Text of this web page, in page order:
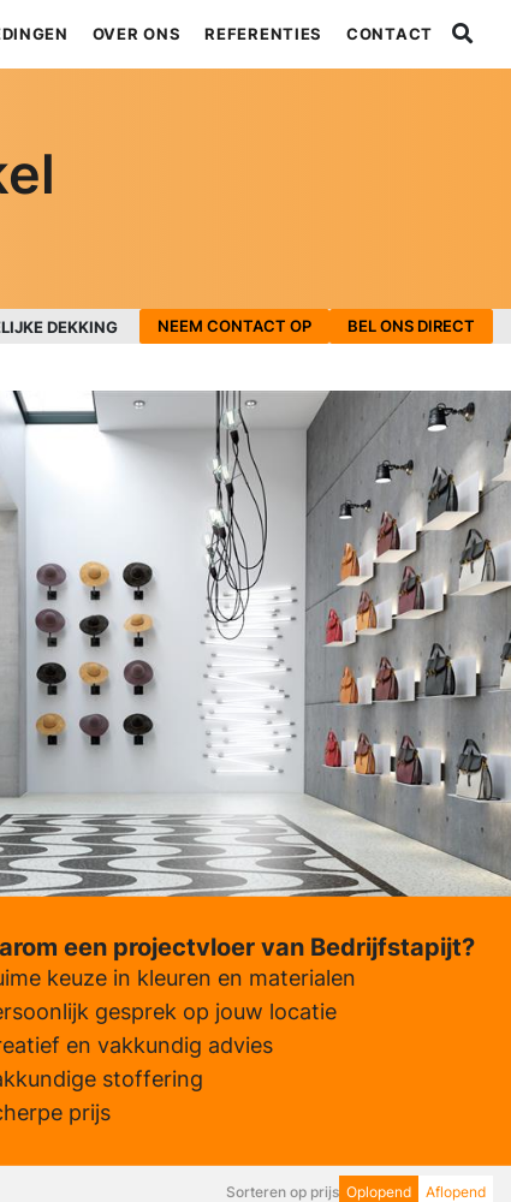
OVER ONS REFERENTIES CONTACT
DEKKING NEEM CONTACT OP BEL ONS DIRECT
een projectvloer van Bedrijfstapijt?
keuze in kleuren en materialen
gesprek op jouw locatie
en vakkundig advies
stoffering
prijs
Sorteren op prijs Oplopend Aflopend